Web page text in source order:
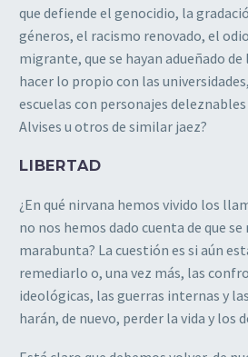
que defiende el genocidio, la
géneros, el racismo renovado, el
migrante, que se hayan adueñado
hacer lo propio con las
escuelas con personajes
Alvises u otros de similar jaez?
LIBERTAD
¿En qué nirvana hemos vivido los
no nos hemos dado cuenta de que
marabunta? La cuestión es si aún
remediarlo o, una vez más, las
ideológicas, las guerras internas y
harán, de nuevo, perder la vida y los